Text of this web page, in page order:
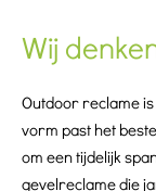
Wij
Outdoor reclame
vorm past het
om een tijdelijk
gevelreclame die